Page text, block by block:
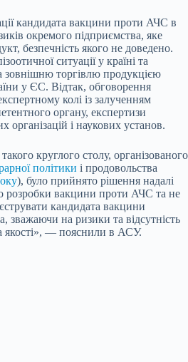
кандидата вакцини проти АЧС в
окремого підприємства, яке
безпечність якого не доведено.
ситуації у країні та
зовнішню торгівлю продукцією
у ЄС. Відтак, обговорення
колі із залученням
органу, експертизи
організацій і наукових установ.
круглого столу, організованого
політики і продовольства
), було прийнято рішення надалі
розробки вакцини проти АЧС та не
кандидата вакцини
зважаючи на ризики та відсутність
якості», — пояснили в АСУ.